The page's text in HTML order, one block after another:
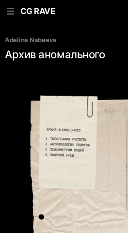
CG RAVE
Adelina Nabeeva
Архив аномального